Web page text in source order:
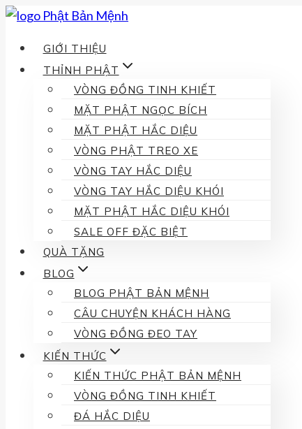
Skip
contentGIỚI THIỆU
THỈNH PHẬT
VÒNG ĐỒNG TINH KHIẾT
MẶT PHẬT NGỌC BÍCH
MẶT PHẬT HẮC DIỆU
VÒNG PHẬT TREO XE
VÒNG TAY HẮC DIỆU
VÒNG TAY HẮC DIỆU KHÓI
MẶT PHẬT HẮC DIỆU KHÓI
SALE OFF ĐẶC BIỆT
QUÀ TẶNG
BLOG
BLOG PHẬT BẢN MỆNH
CÂU CHUYỆN KHÁCH HÀNG
VÒNG ĐỒNG ĐEO TAY
KIẾN THỨC
KIẾN THỨC PHẬT BẢN MỆNH
VÒNG ĐỒNG TINH KHIẾT
ĐÁ HẮC DIỆU